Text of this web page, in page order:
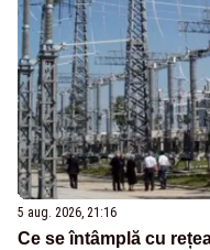
5 aug. 2026, 21:16
Ce se întâmplă cu